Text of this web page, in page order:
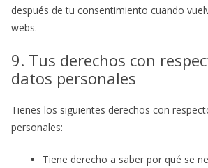
después de tu consentimiento cuando
webs.
9. Tus derechos con
datos personales
Tienes los siguientes derechos con
personales:
Tiene derecho a saber por qué se